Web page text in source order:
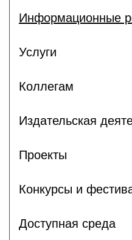
Информационные
Услуги
Коллегам
Издательская
Проекты
Конкурсы и
Доступная среда